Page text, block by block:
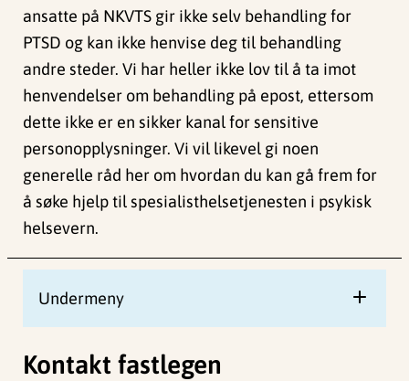
ansatte på NKVTS gir ikke selv behandling for
PTSD og kan ikke henvise deg til behandling
andre steder. Vi har heller ikke lov til å ta imot
henvendelser om behandling på epost, ettersom
dette ikke er en sikker kanal for sensitive
personopplysninger. Vi vil likevel gi noen
generelle råd her om hvordan du kan gå frem for
å søke hjelp til spesialisthelsetjenesten i psykisk
helsevern.
Undermeny
Kontakt fastlegen